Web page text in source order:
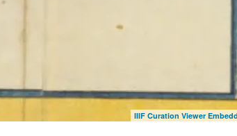
IIIF Curation Viewer